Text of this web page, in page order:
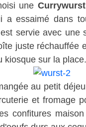
une Currywurst
a essaimé dans
servie avec une
juste réchauffée
kiosque sur la place.
au petit
et fromage
confitures